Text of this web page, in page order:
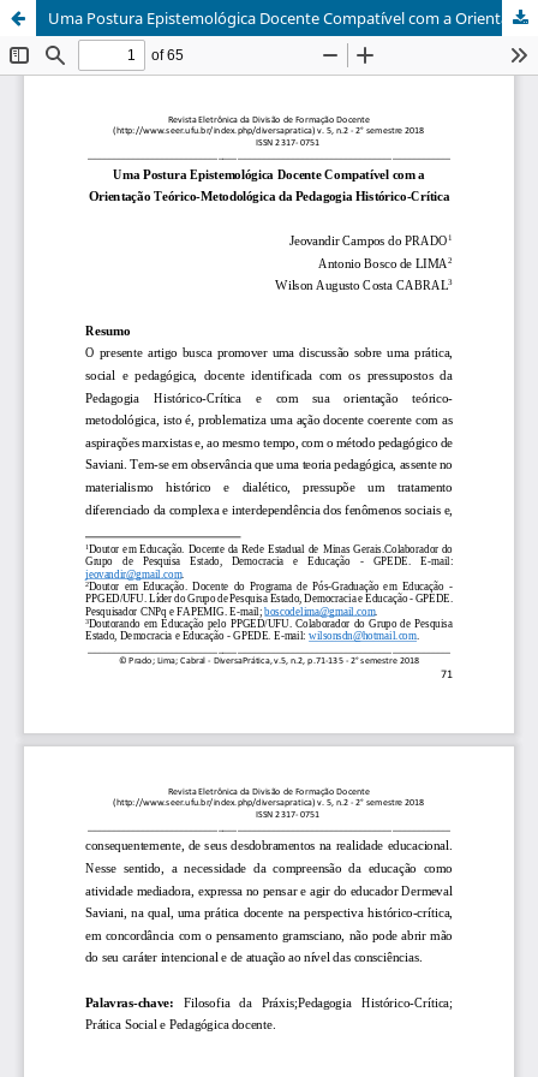
Uma Postura Epistemológica Docente Compatível com a Orientação Teórico-Metodológica da Pedagogia Histórico-Crítica